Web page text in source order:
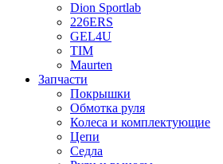
Dion Sportlab
226ERS
GEL4U
TIM
Maurten
Запчасти
Покрышки
Обмотка руля
Колеса и комплектующие
Цепи
Седла